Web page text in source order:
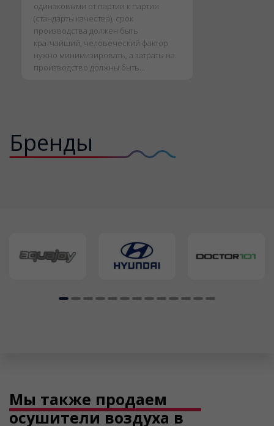
одинаковыми от партии к партии
(стандарты качества), срок
производства должен быть
кратчайший, человеческий фактор
нужно минимизировать, а затраты на
производство должны быть...
Бренды
Мы также продаем
осушители воздуха в